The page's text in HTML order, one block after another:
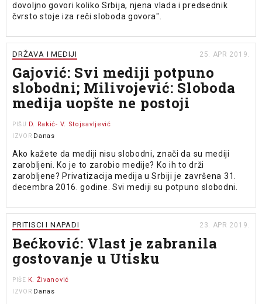
dovoljno govori koliko Srbija, njena vlada i predsednik
čvrsto stoje iza reči sloboda govora".
DRŽAVA I MEDIJI 25. APR 2019.
Gajović: Svi mediji potpuno
slobodni; Milivojević: Sloboda
medija uopšte ne postoji
PIŠU D. Rakić- V. Stojsavljević
IZVOR Danas
Ako kažete da mediji nisu slobodni, znači da su mediji
zarobljeni. Ko je to zarobio medije? Ko ih to drži
zarobljene? Privatizacija medija u Srbiji je završena 31.
decembra 2016. godine. Svi mediji su potpuno slobodni.
PRITISCI I NAPADI 23. APR 2019.
Bećković: Vlast je zabranila
gostovanje u Utisku
PIŠE K. Živanović
IZVOR Danas